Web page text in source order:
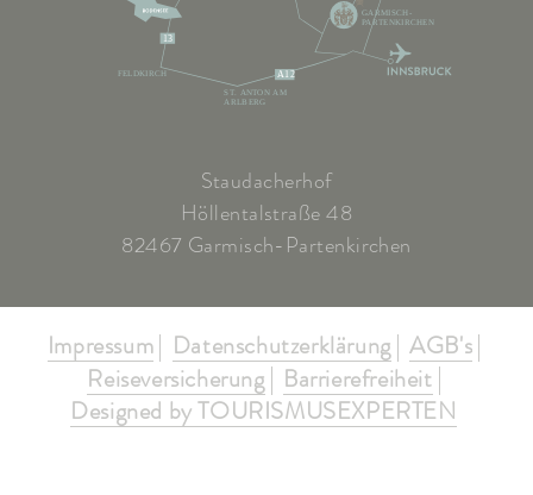
A12
13
ST. ANTON AM
ARLBERG
FELDKIRCH
GARMISCH-
PARTENKIRCHEN
Staudacherhof
Höllentalstraße 48
82467 Garmisch-Partenkirchen
Impressum Datenschutzerklärung
AGB's
Reiseversicherung
Barrierefreiheit
Designed by TOURISMUSEXPERTEN